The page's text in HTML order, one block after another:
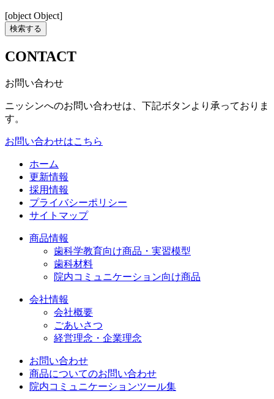
[object Object]
検索する
CONTACT
お問い合わせ
ニッシンへのお問い合わせは、下記ボタンより承っておりま
す。
お問い合わせはこちら
ホーム
更新情報
採用情報
プライバシーポリシー
サイトマップ
商品情報
歯科学教育向け商品・実習模型
歯科材料
院内コミュニケーション向け商品
会社情報
会社概要
ごあいさつ
経営理念・企業理念
お問い合わせ
商品についてのお問い合わせ
院内コミュニケーションツール集